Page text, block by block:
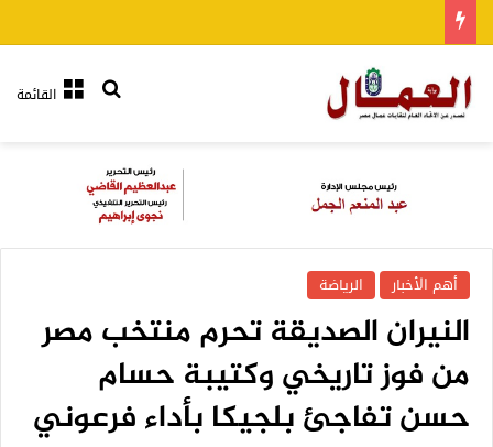
القائمةبحث عن
أهم الأخبار الرياضة
النيران الصديقة تحرم منتخب مصر
من فوز تاريخي وكتيبة حسام
حسن تفاجئ بلجيكا بأداء فرعوني